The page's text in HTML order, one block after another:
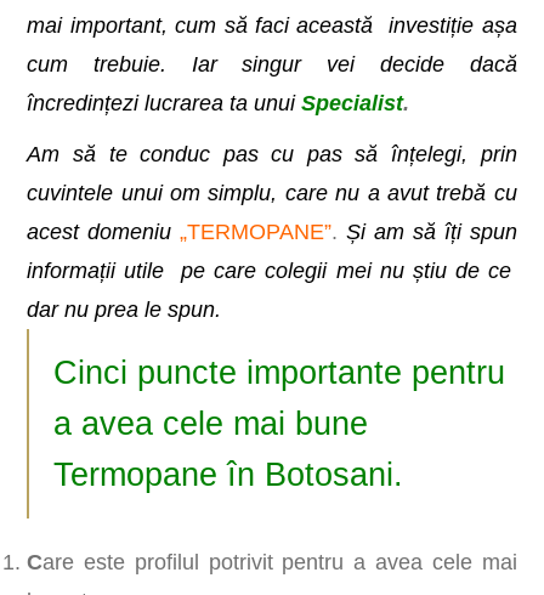
mai important, cum să faci această investiție așa
cum trebuie. Iar singur vei decide dacă
încredințezi lucrarea ta unui Specialist.
Am să te conduc pas cu pas să înțelegi, prin
cuvintele unui om simplu, care nu a avut trebă cu
acest domeniu „TERMOPANE”.Și am să îți spun
informații utile pe care colegii mei nu știu de ce
dar nu prea le spun.
Cinci puncte importante pentru
a avea cele mai bune
Termopane în Botosani.
Care este profilul potrivit pentru a avea cele mai